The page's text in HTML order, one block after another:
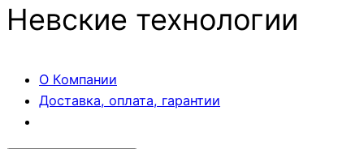
Невские технологии
О Компании
Доставка, оплата, гарантии